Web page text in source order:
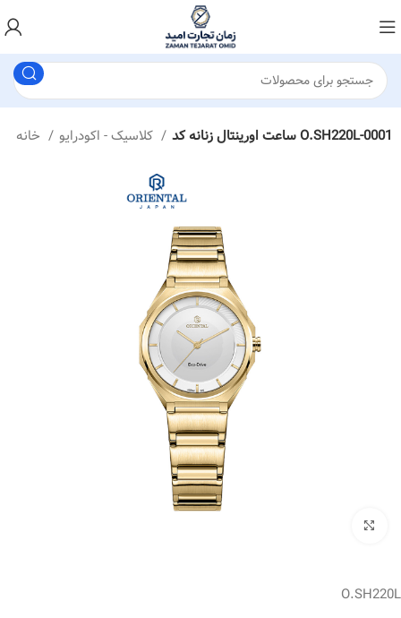
کلاسیک - اکودرایو ساعت اورینتال زنانه کد O.SH220L-0001
O.SH220L